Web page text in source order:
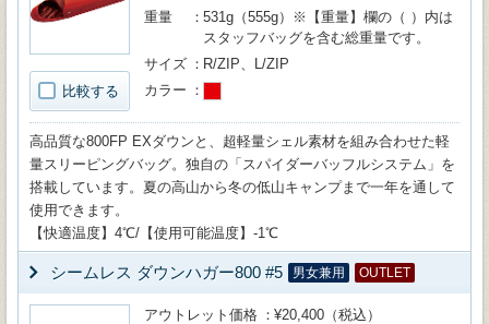
比較する
重量
531g（555g）※【重量】欄の（ ）内は
スタッフバッグを含む総重量です。
サイズ
R/ZIP、L/ZIP
カラー
高品質な800FP EXダウンと、超軽量シェル素材を組み合わせた軽
量スリーピングバッグ。独自の「スパイダーバッフルシステム」を
搭載しています。夏の高山から冬の低山キャンプまで一年を通して
使用できます。
【快適温度】4℃/【使用可能温度】-1℃
シームレス ダウンハガー800 #5 男女兼用 OUTLET
アウトレット価格
¥20,400（税込）